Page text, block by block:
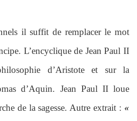
il suffit de remplacer le mot
L’encyclique de Jean Paul II
d’Aristote et sur la
d’Aquin. Jean Paul II loue
de la sagesse. Autre extrait : «